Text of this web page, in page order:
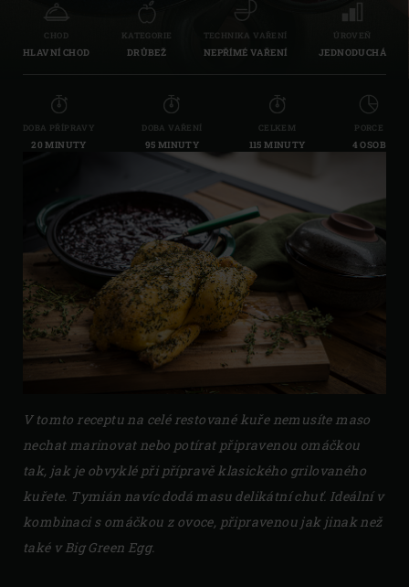
CHOD
HLAVNÍ CHOD
KATEGORIE
DRŮBEŽ
TECHNIKA VAŘENÍ
NEPŘÍMÉ VAŘENÍ
ÚROVEŇ
JEDNODUCHÁ
DOBA PŘÍPRAVY
20 MINUTY
DOBA VAŘENÍ
95 MINUTY
CELKEM
115 MINUTY
PORCE
4 OSOB
V tomto receptu na celé restované kuře nemusíte maso
nechat marinovat nebo potírat připravenou omáčkou
tak, jak je obvyklé při přípravě klasického grilovaného
kuřete. Tymián navíc dodá masu delikátní chuť. Ideální v
kombinaci s omáčkou z ovoce, připravenou jak jinak než
také v Big Green Egg.